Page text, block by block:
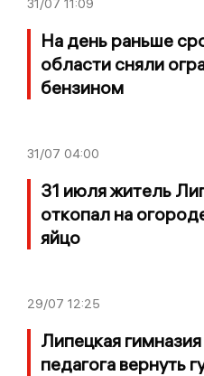
31/07 11:09
На день раньше
области сняли
бензином
31/07 04:00
31 июля житель
откопал на
яйцо
29/07 12:25
Липецкая
педагога вернуть